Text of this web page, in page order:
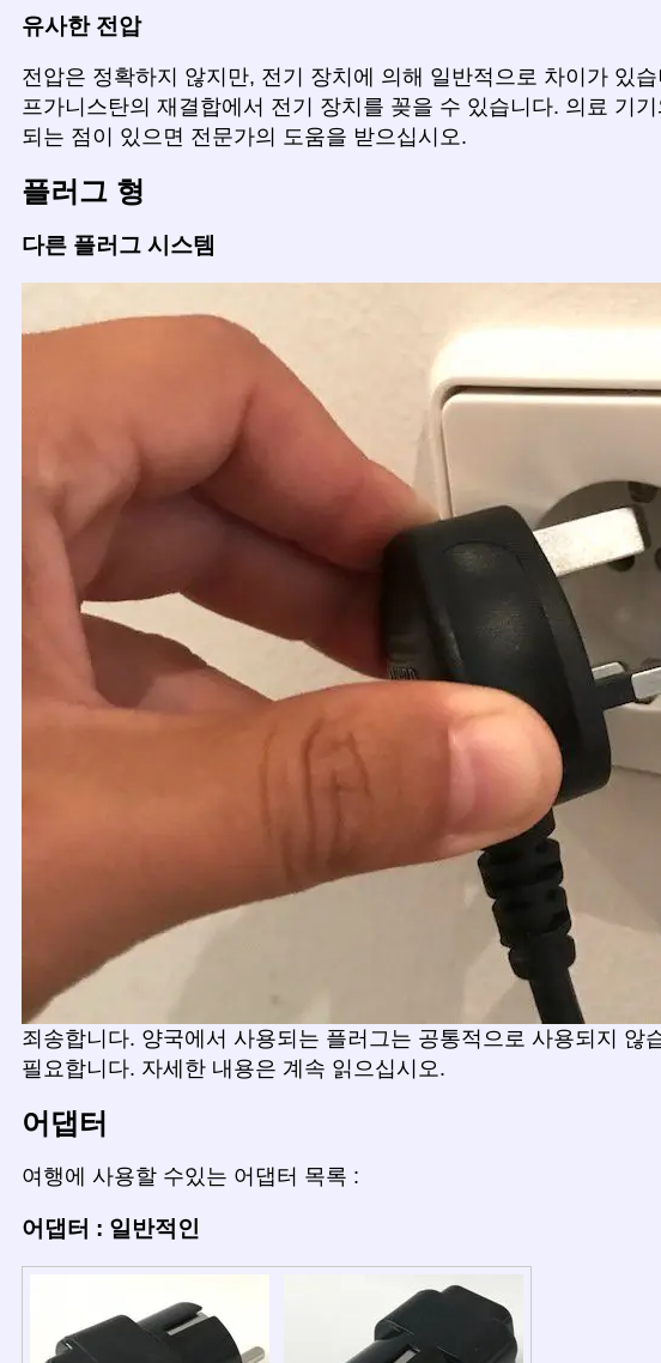
유사한 전압
전압은 정확하지 않지만, 전기 장치에 의해 일반적으로 차이가 있
프가니스탄의 재결합에서 전기 장치를 꽂을 수 있습니다. 의료 기
되는 점이 있으면 전문가의 도움을 받으십시오.
플러그 형
다른 플러그 시스템
죄송합니다. 양국에서 사용되는 플러그는 공통적으로 사용되지 않
필요합니다. 자세한 내용은 계속 읽으십시오.
어댑터
여행에 사용할 수있는 어댑터 목록 :
어댑터 : 일반적인